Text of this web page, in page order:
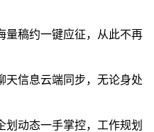
稿约一键应征，从此不再
信息云端同步，无论身处
动态一手掌控，工作规划